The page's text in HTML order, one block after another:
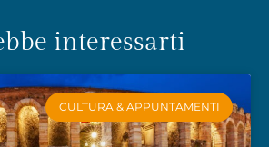
interessarti
CULTURA & APPUNTAMENTI